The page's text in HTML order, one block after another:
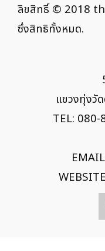
ลิขสิทธิ์ © 2018
ซึ่งสิทธิทั้งหมด.
แขวงทุ่งวั
TEL: